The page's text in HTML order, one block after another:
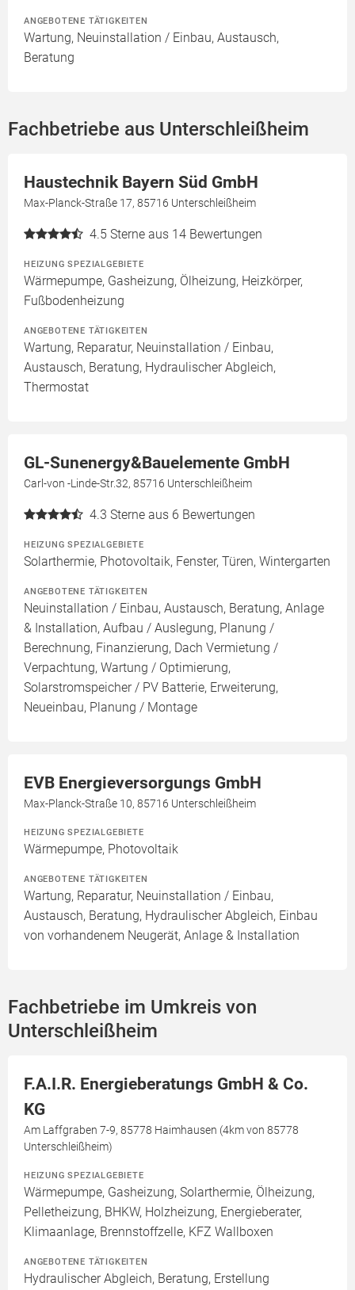
ANGEBOTENE TÄTIGKEITEN
Wartung, Neuinstallation / Einbau, Austausch,
Beratung
Fachbetriebe aus Unterschleißheim
Haustechnik Bayern Süd GmbH
Max-Planck-Straße 17, 85716 Unterschleißheim
4.5 Sterne aus 14 Bewertungen
HEIZUNG SPEZIALGEBIETE
Wärmepumpe, Gasheizung, Ölheizung, Heizkörper,
Fußbodenheizung
ANGEBOTENE TÄTIGKEITEN
Wartung, Reparatur, Neuinstallation / Einbau,
Austausch, Beratung, Hydraulischer Abgleich,
Thermostat
GL-Sunenergy&Bauelemente GmbH
Carl-von -Linde-Str.32, 85716 Unterschleißheim
4.3 Sterne aus 6 Bewertungen
HEIZUNG SPEZIALGEBIETE
Solarthermie, Photovoltaik, Fenster, Türen, Wintergarten
ANGEBOTENE TÄTIGKEITEN
Neuinstallation / Einbau, Austausch, Beratung, Anlage
& Installation, Aufbau / Auslegung, Planung /
Berechnung, Finanzierung, Dach Vermietung /
Verpachtung, Wartung / Optimierung,
Solarstromspeicher / PV Batterie, Erweiterung,
Neueinbau, Planung / Montage
EVB Energieversorgungs GmbH
Max-Planck-Straße 10, 85716 Unterschleißheim
HEIZUNG SPEZIALGEBIETE
Wärmepumpe, Photovoltaik
ANGEBOTENE TÄTIGKEITEN
Wartung, Reparatur, Neuinstallation / Einbau,
Austausch, Beratung, Hydraulischer Abgleich, Einbau
von vorhandenem Neugerät, Anlage & Installation
Fachbetriebe im Umkreis von
Unterschleißheim
F.A.I.R. Energieberatungs GmbH & Co.
KG
Am Laffgraben 7-9, 85778 Haimhausen (4km von 85778
Unterschleißheim)
HEIZUNG SPEZIALGEBIETE
Wärmepumpe, Gasheizung, Solarthermie, Ölheizung,
Pelletheizung, BHKW, Holzheizung, Energieberater,
Klimaanlage, Brennstoffzelle, KFZ Wallboxen
ANGEBOTENE TÄTIGKEITEN
Hydraulischer Abgleich, Beratung, Erstellung